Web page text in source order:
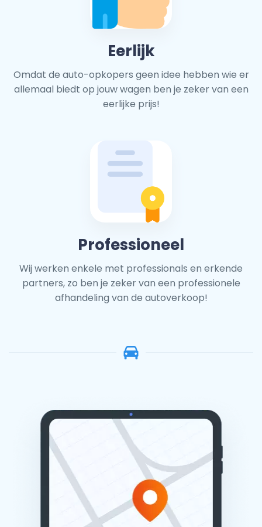
Eerlijk
Omdat de auto-opkopers geen idee hebben wie er
allemaal biedt op jouw wagen ben je zeker van een
eerlijke prijs!
Professioneel
Wij werken enkele met professionals en erkende
partners, zo ben je zeker van een professionele
afhandeling van de autoverkoop!